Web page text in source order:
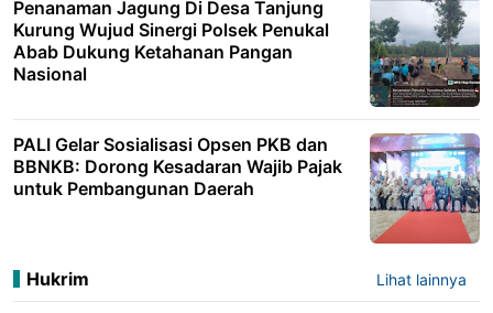
Penanaman Jagung Di Desa Tanjung
Kurung Wujud Sinergi Polsek Penukal
Abab Dukung Ketahanan Pangan
Nasional
PALI Gelar Sosialisasi Opsen PKB dan
BBNKB: Dorong Kesadaran Wajib Pajak
untuk Pembangunan Daerah
Hukrim Lihat lainnya